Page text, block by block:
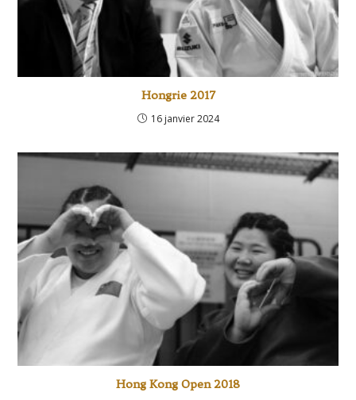
Hongrie 2017
16 janvier 2024
Hong Kong Open 2018